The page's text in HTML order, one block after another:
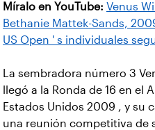
Míralo en YouTube: Venus
Bethanie Mattek-Sands,
US Open ' s individuales
La sembradora número 3
llegó a la Ronda de 16 en el
Estados Unidos 2009 , y su
una reunión competitiva de